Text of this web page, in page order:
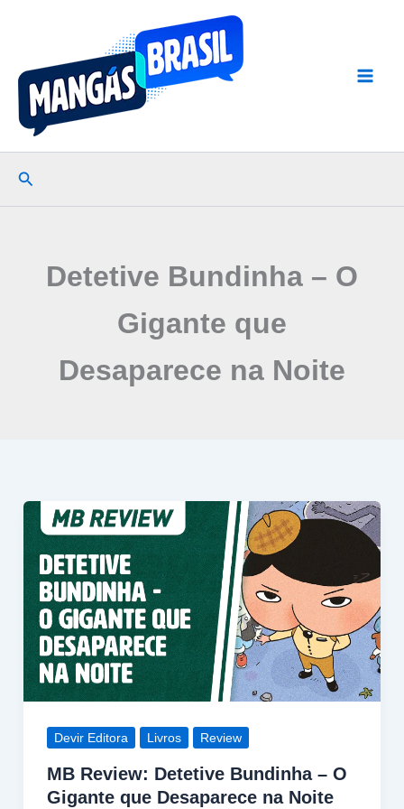
conteúdo
Pesquisar
Detetive Bundinha – O
Gigante que
Desaparece na Noite
Devir Editora Livros Review
MB Review: Detetive Bundinha – O
Gigante que Desaparece na Noite